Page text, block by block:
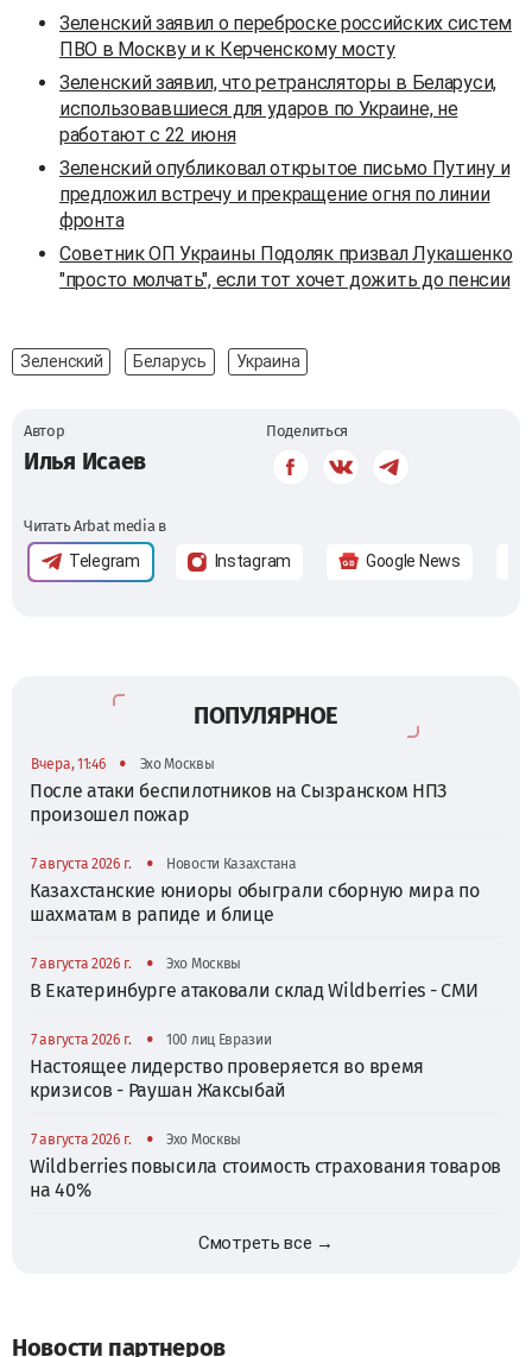
Зеленский заявил о переброске российских систем
ПВО в Москву и к Керченскому мосту
Зеленский заявил, что ретрансляторы в Беларуси,
использовавшиеся для ударов по Украине, не
работают с 22 июня
Зеленский опубликовал открытое письмо Путину и
предложил встречу и прекращение огня по линии
фронта
Советник ОП Украины Подоляк призвал Лукашенко
"просто молчать", если тот хочет дожить до пенсии
Зеленский Беларусь Украина
Автор
Илья Исаев
Поделиться
Читать Arbat media в
Telegram Instagram Google News
ПОПУЛЯРНОЕ
Вчера, 11:46 • Эхо Москвы
После атаки беспилотников на Сызранском НПЗ
произошел пожар
7 августа 2026 г. • Новости Казахстана
Казахстанские юниоры обыграли сборную мира по
шахматам в рапиде и блице
7 августа 2026 г. • Эхо Москвы
В Екатеринбурге атаковали склад Wildberries - СМИ
7 августа 2026 г. • 100 лиц Евразии
Настоящее лидерство проверяется во время
кризисов - Раушан Жаксыбай
7 августа 2026 г. • Эхо Москвы
Wildberries повысила стоимость страхования товаров
на 40%
Смотреть все →
Новости партнеров